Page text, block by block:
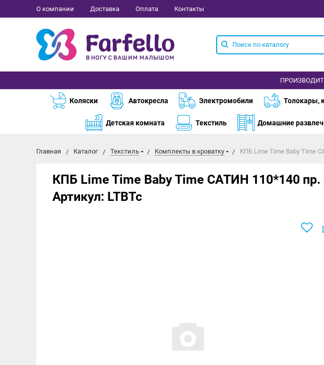
О компании Доставка Оплата Контакты
Коляски Автокресла Электромобили Толокары,
Детская комната Текстиль Домашние
Главная Каталог Текстиль Комплекты в кроватку КПБ Lime Time Baby Time
КПБ Lime Time Baby Time САТИН 110*140
Артикул: LTBTc